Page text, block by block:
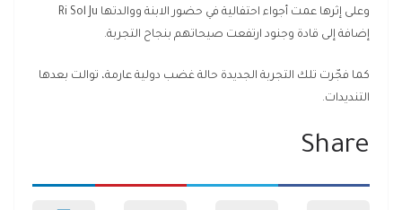
وعلى إثرها عمت أجواء احتفالية في حضور الابنة ووالدتها Ri Sol Ju
إضافة إلى قادة وجنود ارتفعت صيحاتهم بنجاح التجربة.
كما فجّرت تلك التجربة الجديدة حالة غضب دولية عارمة، توالت بعدها
التنديدات.
Share